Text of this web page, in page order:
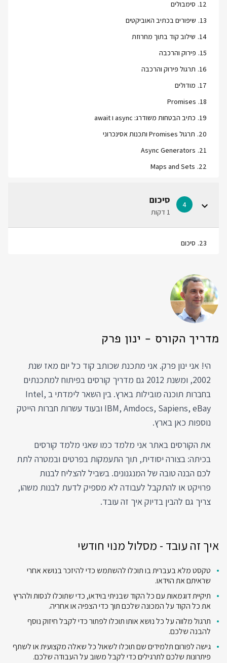
12
. סימבולים
13
. שיפורים בכתיב האוביקטים
14
. שילוב קוד בתוך מחרוזת
15
. פירוק והרכבה
16
. תרגול פירוק והרכבה
17
. מודולים
18
.
Promises
19
. כתיב הבטחות משודרג: async ו await
20
. תרגול Promises ותכנות אסינכרוני
21
.
Async Generators
22
.
Maps and Sets
4 סיכום
1 דקות
23
. סיכום
מדריך הקורס - ינון פרק
הי! אני ינון פרק. אני מתכנת שכותב קוד כל יום מאז שנת
2002, ומשנת 2012 גם מדריך קורסים בפיתוח למתכנתים
בחברות תוכנה מובילות בארץ. בין השאר לימדתי ב Intel,
IBM, Amdocs, Sapiens, eBay ובעוד עשרות חברות הייטק
נוספות כאן בארץ.
את הקורסים באתר אני מלמד כמו שאני מלמד קורסים
בכיתה: בצורה יסודית, תוך התעמקות בפרטים ובמטרה לתת
לכם הבנה טובה של המנגנונים. בשביל להצליח לבנות
פרויקט או להתקבל לעבודה לא מספיק לדעת לבנות משהו,
צריך גם להבין בדיוק איך זה עובד.
איך זה עובד - מסלול מנוי חודשי
טקסט מלא בעברית בו תוכלו להשתמש כדי להיזכר בנושא אחרי
שראיתם את הוידאו.
תיקיית דוגמאות עם כל הקוד שבניתי בוידאו, כדי שתוכלו לנסות ולהריץ
את כל הקוד על המכונה שלכם תוך כדי הצפיה או אחריה.
תרגול מלווה על כל נושא אותו תוכלו לפתור כדי לקבל חיזוק נוסף
להבנה שלכם.
גישה לפורום תלמידים שם תוכלו לשאול כל שאלה מקצועית או לשתף
פיתרונות שלכם לתרגילים כדי לקבל משוב על העבודה שלכם.